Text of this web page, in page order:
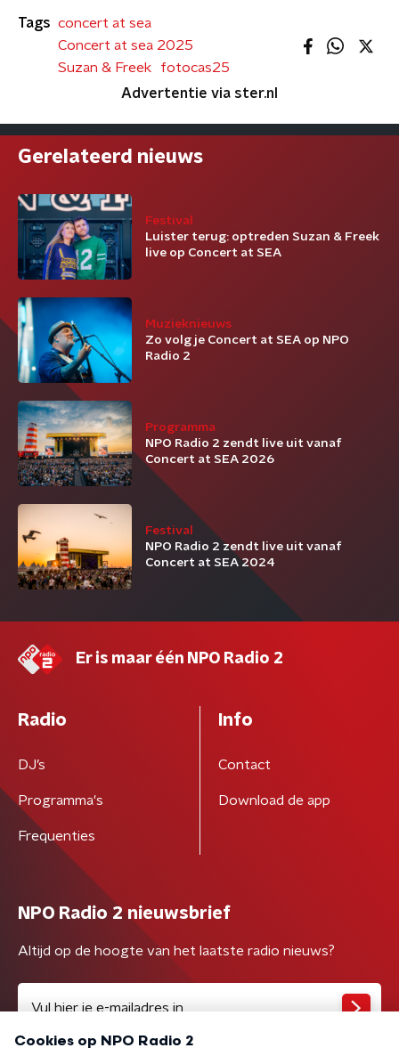
Tags concert at sea
Concert at sea 2025
Suzan & Freek
fotocas25
Advertentie via ster.nl
Gerelateerd nieuws
Festival
Luister terug: optreden Suzan & Freek
live op Concert at SEA
Muzieknieuws
Zo volg je Concert at SEA op NPO
Radio 2
Programma
NPO Radio 2 zendt live uit vanaf
Concert at SEA 2026
Festival
NPO Radio 2 zendt live uit vanaf
Concert at SEA 2024
Er is maar één NPO Radio 2
Radio
DJ’s
Programma's
Frequenties
Info
Contact
Download de app
NPO Radio 2 nieuwsbrief
Altijd op de hoogte van het laatste radio nieuws?